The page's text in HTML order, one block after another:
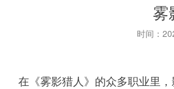
雾
时间：
在《雾影猎人》的众多职业里